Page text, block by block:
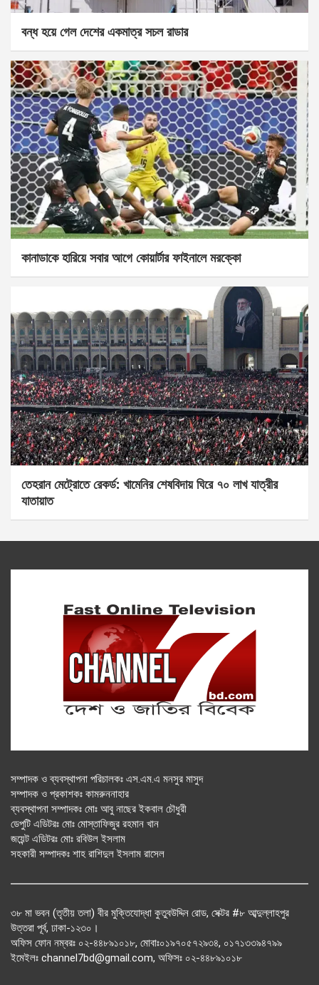
বন্ধ হয়ে গেল দেশের একমাত্র সচল রাডার
কানাডাকে হারিয়ে সবার আগে কোয়ার্টার ফাইনালে মরক্কো
তেহরান মেট্রোতে রেকর্ড: খামেনির শেষবিদায় ঘিরে ৭০ লাখ যাত্রীর
যাতায়াত
সম্পাদক ও ব্যবস্থাপনা পরিচালকঃ এস.এম.এ মনসুর মাসুদ
সম্পাদক ও প্রকাশকঃ কামরুননাহার
ব্যবস্থাপনা সম্পাদকঃ মোঃ আবু নাছের ইকবাল চৌধুরী
ডেপুটি এডিটরঃ মোঃ মোস্তাফিজুর রহমান খান
জয়েন্ট এডিটরঃ মোঃ রবিউল ইসলাম
সহকারী সম্পাদকঃ শাহ রাশিদুল ইসলাম রাসেল
৩৮ মা ভবন (তৃতীয় তলা) বীর মুক্তিযোদ্ধা কুতুবউদ্দিন রোড, সেক্টর #৮ আব্দুল্লাহপুর
উত্তরা পূর্ব, ঢাকা-১২৩০।
অফিস ফোন নম্বরঃ ০২-৪৪৮৯১০১৮, মোবাঃ০১৯৭০৫৭২৯৩৪, ০১৭১৩৩৯৪৭৯৯
ইমেইলঃ channel7bd@gmail.com, অফিসঃ ০২-৪৪৮৯১০১৮